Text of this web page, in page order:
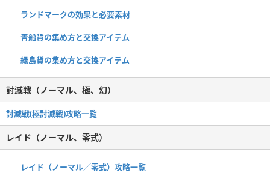
ランドマークの効果と必要素材
青船貨の集め方と交換アイテム
緑島貨の集め方と交換アイテム
討滅戦（ノーマル、極、幻）
討滅戦(極討滅戦)攻略一覧
レイド（ノーマル、零式）
レイド（ノーマル／零式）攻略一覧